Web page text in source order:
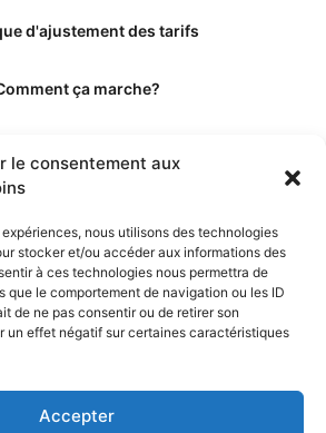
le consentement aux
nous utilisons des technologies
stocker et/ou accéder aux informations des
à ces technologies nous permettra de
que le comportement de navigation ou les ID
de ne pas consentir ou de retirer son
un effet négatif sur certaines caractéristiques
Accepter
d'ajustement des tarifs
ça marche?
Les éditeurs
et collaborateurs